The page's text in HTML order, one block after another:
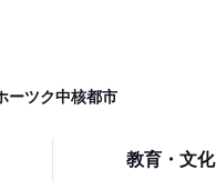
ーツク中核都市
教育・文化